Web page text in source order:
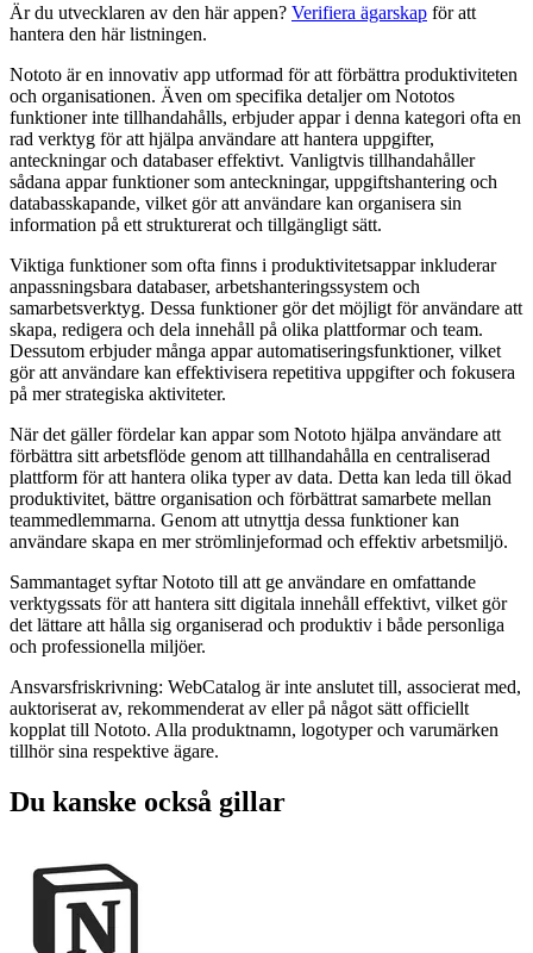
Är du utvecklaren av den här appen? Verifiera ägarskap för att
hantera den här listningen.
Nototo är en innovativ app utformad för att förbättra produktiviteten
och organisationen. Även om specifika detaljer om Nototos
funktioner inte tillhandahålls, erbjuder appar i denna kategori ofta en
rad verktyg för att hjälpa användare att hantera uppgifter,
anteckningar och databaser effektivt. Vanligtvis tillhandahåller
sådana appar funktioner som anteckningar, uppgiftshantering och
databasskapande, vilket gör att användare kan organisera sin
information på ett strukturerat och tillgängligt sätt.
Viktiga funktioner som ofta finns i produktivitetsappar inkluderar
anpassningsbara databaser, arbetshanteringssystem och
samarbetsverktyg. Dessa funktioner gör det möjligt för användare att
skapa, redigera och dela innehåll på olika plattformar och team.
Dessutom erbjuder många appar automatiseringsfunktioner, vilket
gör att användare kan effektivisera repetitiva uppgifter och fokusera
på mer strategiska aktiviteter.
När det gäller fördelar kan appar som Nototo hjälpa användare att
förbättra sitt arbetsflöde genom att tillhandahålla en centraliserad
plattform för att hantera olika typer av data. Detta kan leda till ökad
produktivitet, bättre organisation och förbättrat samarbete mellan
teammedlemmarna. Genom att utnyttja dessa funktioner kan
användare skapa en mer strömlinjeformad och effektiv arbetsmiljö.
Sammantaget syftar Nototo till att ge användare en omfattande
verktygssats för att hantera sitt digitala innehåll effektivt, vilket gör
det lättare att hålla sig organiserad och produktiv i både personliga
och professionella miljöer.
Ansvarsfriskrivning: WebCatalog är inte anslutet till, associerat med,
auktoriserat av, rekommenderat av eller på något sätt officiellt
kopplat till Nototo. Alla produktnamn, logotyper och varumärken
tillhör sina respektive ägare.
Du kanske också gillar